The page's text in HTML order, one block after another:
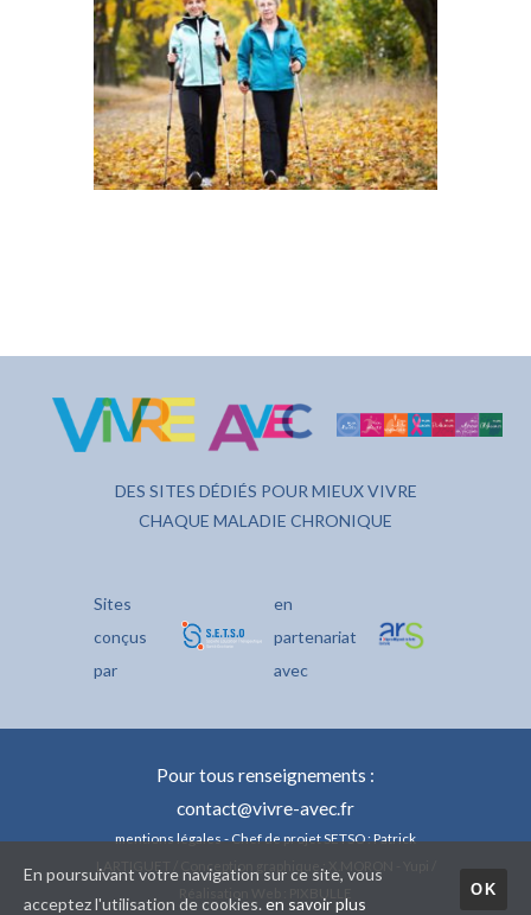
DES SITES DÉDIÉS POUR MIEUX VIVRE
CHAQUE MALADIE CHRONIQUE
Sites
conçus
par
en
partenariat
avec
Pour tous renseignements :
contact@vivre-avec.fr
mentions légales- Chef de projet SETSO : Patrick
LARTIGUET / Conception graphique : X.MORON - Yupi /
En poursuivant votre navigation sur ce site, vous
acceptez l'utilisation de cookies. en savoir plus
OK